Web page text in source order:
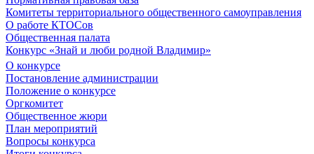
Комитеты территориального общественного самоуправления
О работе КТОСов
Общественная палата
Конкурс «Знай и люби родной Владимир»
О конкурсе
Постановление администрации
Положение о конкурсе
Оргкомитет
Общественное жюри
План мероприятий
Вопросы конкурса